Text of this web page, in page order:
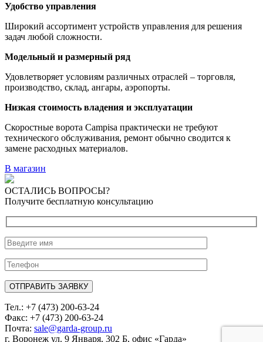
Удобство управления
Широкий ассортимент устройств управления для решения
задач любой сложности.
Модельный и размерный ряд
Удовлетворяет условиям различных отраслей – торговля,
производство, склад, ангары, аэропорты.
Низкая стоимость владения и эксплуатации
Скоростные ворота Campisa практически не требуют
технического обслуживания, ремонт обычно сводится к
замене расходных материалов.
В магазин
ОСТАЛИСЬ ВОПРОСЫ?
Получите бесплатную консультацию
Тел.: +7 (473) 200-63-24
Факс: +7 (473) 200-63-24
Почта: sale@garda-group.ru
г. Воронеж ул. 9 Января, 302 Б, офис «Гарда»